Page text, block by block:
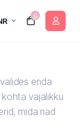
0
enda
vajalikku
mida nad